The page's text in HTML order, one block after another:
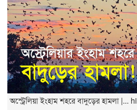
অস্ট্রেলিয়া ইংহাম শহরে বাদুড়ের হামলা |... hi